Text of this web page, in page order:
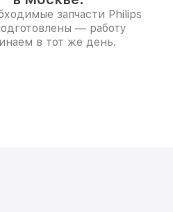
запчасти Philips
— работу
в тот же день.